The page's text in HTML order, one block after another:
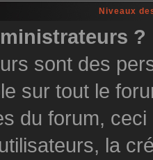
Niveaux
?
sont des
sur tout le
du forum,
la